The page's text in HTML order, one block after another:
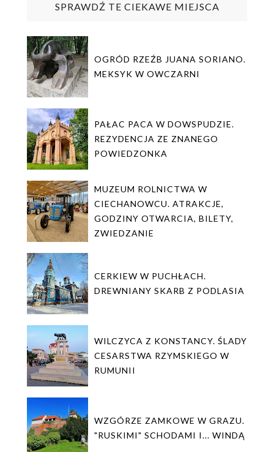
SPRAWDŹ TE CIEKAWE MIEJSCA
OGRÓD RZEŹB JUANA SORIANO.
MEKSYK W OWCZARNI
PAŁAC PACA W DOWSPUDZIE.
REZYDENCJA ZE ZNANEGO
POWIEDZONKA
MUZEUM ROLNICTWA W
CIECHANOWCU. ATRAKCJE,
GODZINY OTWARCIA, BILETY,
ZWIEDZANIE
CERKIEW W PUCHŁACH.
DREWNIANY SKARB Z PODLASIA
WILCZYCA Z KONSTANCY. ŚLADY
CESARSTWA RZYMSKIEGO W
RUMUNII
WZGÓRZE ZAMKOWE W GRAZU.
"RUSKIMI" SCHODAMI I... WINDĄ